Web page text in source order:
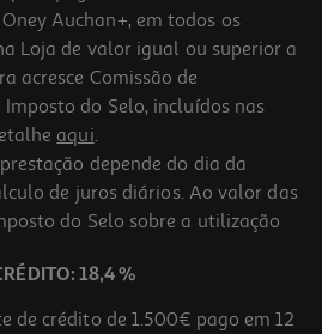
Intel I5-1334u Ram:16gb 512gb Intel
Auchan+, em todos os
Loja de valor igual ou superior a
acresce Comissão de
do Selo, incluídos nas
aqui.
depende do dia da
de juros diários. Ao valor das
do Selo sobre a utilização
18,4 %
de crédito de 1.500€ pago em 12